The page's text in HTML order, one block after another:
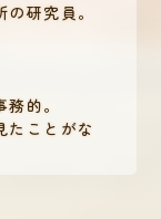
研究員。
的。
たことがな